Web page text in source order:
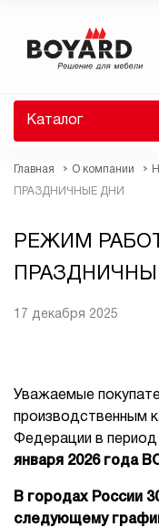
Каталог
Главная О компании
ПРАЗДНИЧНЫЕ ДНИ
РЕЖИМ
17 декабря 2025
Уважаемые
производственным
Федерации в период
января 2026 года
В городах России
следующему
высланы вам по E-
ссылку для